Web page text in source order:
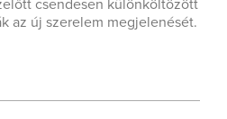
csendesen különköltözött
az új szerelem megjelenését.